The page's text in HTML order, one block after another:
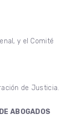
y el Comité
de Justicia.
ABOGADOS